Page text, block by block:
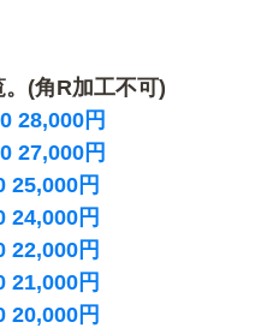
(角R加工不可)
28,000円
27,000円
25,000円
24,000円
22,000円
21,000円
20,000円